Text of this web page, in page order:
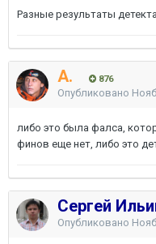
Разные результаты
A. 876
Опубликовано
либо это была фалса,
финов еще нет, либо это
Сергей
Опубликовано